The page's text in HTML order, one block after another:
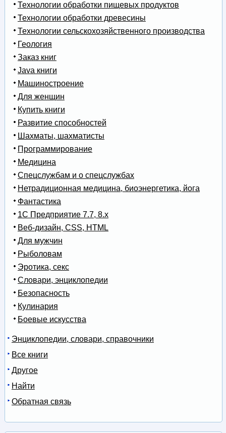
Технологии обработки пищевых продуктов
Технологии обработки древесины
Технологии сельскохозяйственного производства
Геология
Заказ книг
Java книги
Машиностроение
Для женщин
Купить книги
Развитие способностей
Шахматы, шахматисты
Программирование
Медицина
Спецслужбам и о спецслужбах
Нетрадиционная медицина, биоэнергетика, йога
Фантастика
1С Предприятие 7.7, 8.x
Веб-дизайн, CSS, HTML
Для мужчин
Рыболовам
Эротика, секс
Словари, энциклопедии
Безопасность
Кулинария
Боевые искусства
Энциклопедии, словари, справочники
Все книги
Другое
Найти
Обратная связь